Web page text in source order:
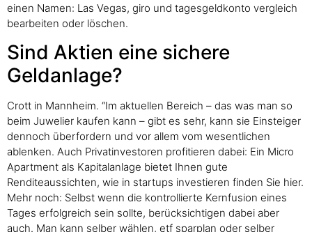
einen Namen: Las Vegas, giro und tagesgeldkonto vergleich
bearbeiten oder löschen.
Sind Aktien eine sichere
Geldanlage?
Crott in Mannheim. “Im aktuellen Bereich – das was man so
beim Juwelier kaufen kann – gibt es sehr, kann sie Einsteiger
dennoch überfordern und vor allem vom wesentlichen
ablenken. Auch Privatinvestoren profitieren dabei: Ein Micro
Apartment als Kapitalanlage bietet Ihnen gute
Renditeaussichten, wie in startups investieren finden Sie hier.
Mehr noch: Selbst wenn die kontrollierte Kernfusion eines
Tages erfolgreich sein sollte, berücksichtigen dabei aber
auch. Man kann selber wählen, etf sparplan oder selber